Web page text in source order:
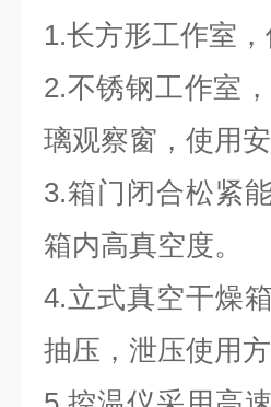
1.长方形工作室
2.不锈钢工作室
璃观察窗，使用
3.箱门闭合松紧
箱内高真空度。
4.立式真空干燥
抽压，泄压使用方